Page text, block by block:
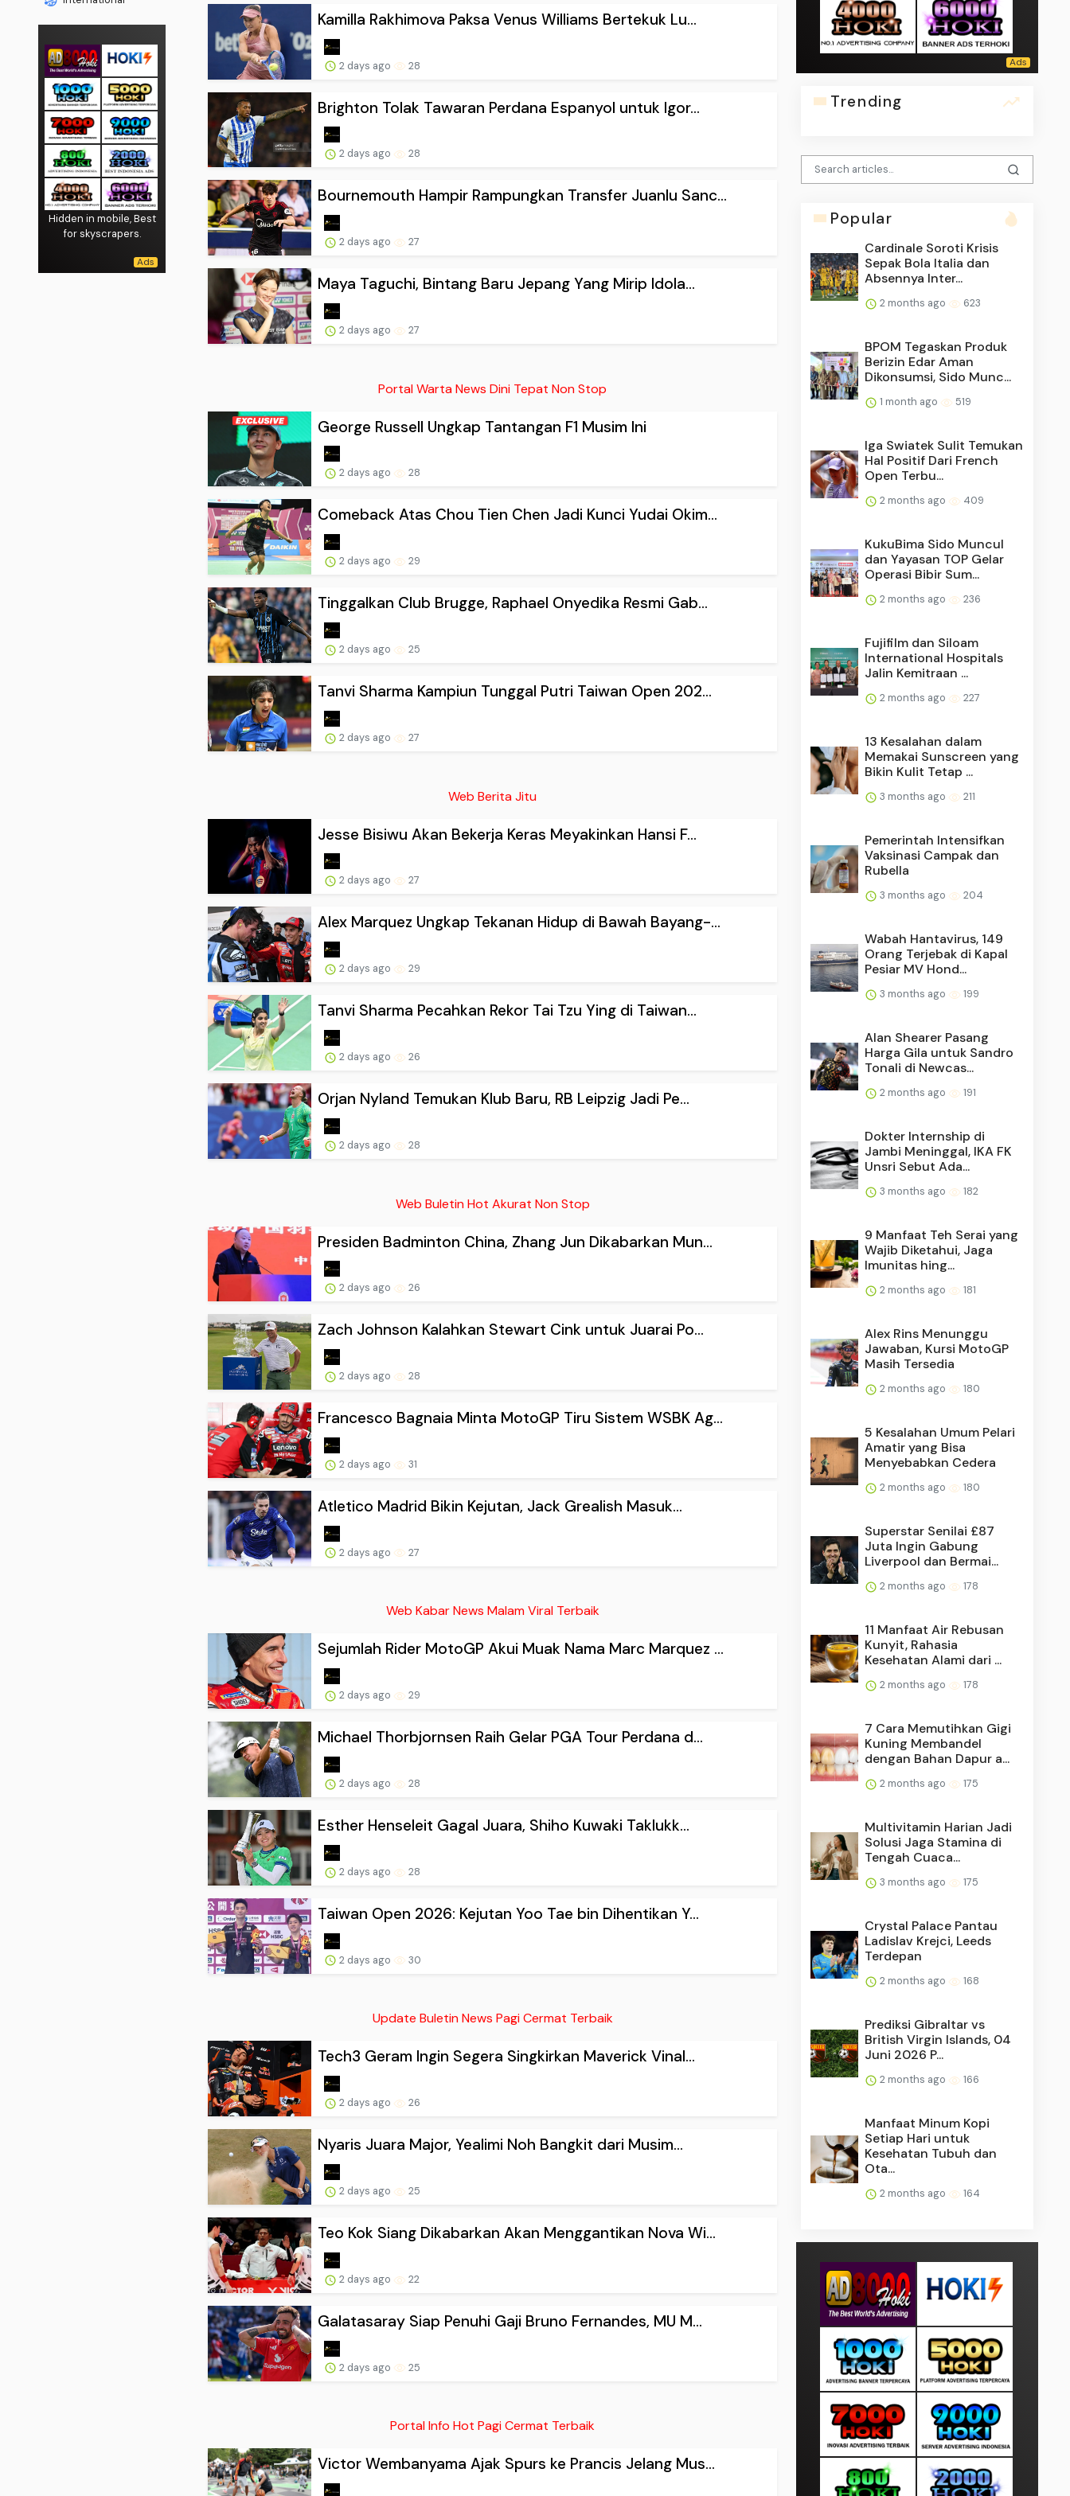
Hidden in mobile, Best
for skyscrapers.
Kamilla Rakhimova Paksa Venus Williams Bertekuk Lu...
2 days ago 28
Brighton Tolak Tawaran Perdana Espanyol untuk Igor...
2 days ago 28
Bournemouth Hampir Rampungkan Transfer Juanlu Sanc...
2 days ago 27
Maya Taguchi, Bintang Baru Jepang Yang Mirip Idola...
2 days ago 27
Portal Warta News Dini Tepat Non Stop
George Russell Ungkap Tantangan F1 Musim Ini
2 days ago 28
Comeback Atas Chou Tien Chen Jadi Kunci Yudai Okim...
2 days ago 29
Tinggalkan Club Brugge, Raphael Onyedika Resmi Gab...
2 days ago 25
Tanvi Sharma Kampiun Tunggal Putri Taiwan Open 202...
2 days ago 27
Web Berita Jitu
Jesse Bisiwu Akan Bekerja Keras Meyakinkan Hansi F...
2 days ago 27
Alex Marquez Ungkap Tekanan Hidup di Bawah Bayang-...
2 days ago 29
Tanvi Sharma Pecahkan Rekor Tai Tzu Ying di Taiwan...
2 days ago 26
Orjan Nyland Temukan Klub Baru, RB Leipzig Jadi Pe...
2 days ago 28
Web Buletin Hot Akurat Non Stop
Presiden Badminton China, Zhang Jun Dikabarkan Mun...
2 days ago 26
Zach Johnson Kalahkan Stewart Cink untuk Juarai Po...
2 days ago 28
Francesco Bagnaia Minta MotoGP Tiru Sistem WSBK Ag...
2 days ago 31
Atletico Madrid Bikin Kejutan, Jack Grealish Masuk...
2 days ago 27
Web Kabar News Malam Viral Terbaik
Sejumlah Rider MotoGP Akui Muak Nama Marc Marquez ...
2 days ago 29
Michael Thorbjornsen Raih Gelar PGA Tour Perdana d...
2 days ago 28
Esther Henseleit Gagal Juara, Shiho Kuwaki Taklukk...
2 days ago 28
Taiwan Open 2026: Kejutan Yoo Tae bin Dihentikan Y...
2 days ago 30
Update Buletin News Pagi Cermat Terbaik
Tech3 Geram Ingin Segera Singkirkan Maverick Vinal...
2 days ago 26
Nyaris Juara Major, Yealimi Noh Bangkit dari Musim...
2 days ago 25
Teo Kok Siang Dikabarkan Akan Menggantikan Nova Wi...
2 days ago 22
Galatasaray Siap Penuhi Gaji Bruno Fernandes, MU M...
2 days ago 25
Portal Info Hot Pagi Cermat Terbaik
Victor Wembanyama Ajak Spurs ke Prancis Jelang Mus...
Trending
Popular
Cardinale Soroti Krisis
Sepak Bola Italia dan
Absennya Inter...
2 months ago 623
BPOM Tegaskan Produk
Berizin Edar Aman
Dikonsumsi, Sido Munc...
1 month ago 519
Iga Swiatek Sulit Temukan
Hal Positif Dari French
Open Terbu...
2 months ago 409
KukuBima Sido Muncul
dan Yayasan TOP Gelar
Operasi Bibir Sum...
2 months ago 236
Fujifilm dan Siloam
International Hospitals
Jalin Kemitraan ...
2 months ago 227
13 Kesalahan dalam
Memakai Sunscreen yang
Bikin Kulit Tetap ...
3 months ago 211
Pemerintah Intensifkan
Vaksinasi Campak dan
Rubella
3 months ago 204
Wabah Hantavirus, 149
Orang Terjebak di Kapal
Pesiar MV Hond...
3 months ago 199
Alan Shearer Pasang
Harga Gila untuk Sandro
Tonali di Newcas...
2 months ago 191
Dokter Internship di
Jambi Meninggal, IKA FK
Unsri Sebut Ada...
3 months ago 182
9 Manfaat Teh Serai yang
Wajib Diketahui, Jaga
Imunitas hing...
2 months ago 181
Alex Rins Menunggu
Jawaban, Kursi MotoGP
Masih Tersedia
2 months ago 180
5 Kesalahan Umum Pelari
Amatir yang Bisa
Menyebabkan Cedera
2 months ago 180
Superstar Senilai £87
Juta Ingin Gabung
Liverpool dan Bermai...
2 months ago 178
11 Manfaat Air Rebusan
Kunyit, Rahasia
Kesehatan Alami dari ...
2 months ago 178
7 Cara Memutihkan Gigi
Kuning Membandel
dengan Bahan Dapur a...
2 months ago 175
Multivitamin Harian Jadi
Solusi Jaga Stamina di
Tengah Cuaca...
3 months ago 175
Crystal Palace Pantau
Ladislav Krejci, Leeds
Terdepan
2 months ago 168
Prediksi Gibraltar vs
British Virgin Islands, 04
Juni 2026 P...
2 months ago 166
Manfaat Minum Kopi
Setiap Hari untuk
Kesehatan Tubuh dan
Ota...
2 months ago 164